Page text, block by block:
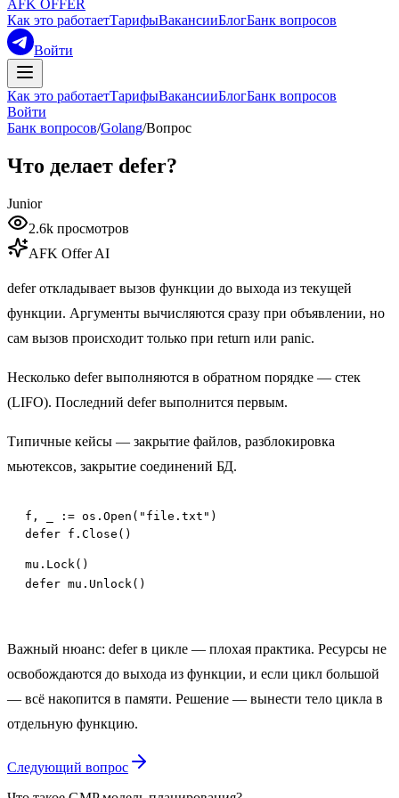
AFK OFFER
Как это работаетТарифыВакансииБлогБанк вопросов
Войти
Как это работаетТарифыВакансииБлогБанк вопросов
Войти
Банк вопросов/Golang/Вопрос
Что делает defer?
Junior
2.6k просмотров
AFK Offer AI
defer откладывает вызов функции до выхода из текущей
функции. Аргументы вычисляются сразу при объявлении, но
сам вызов происходит только при return или panic.
Несколько defer выполняются в обратном порядке — стек
(LIFO). Последний defer выполнится первым.
Типичные кейсы — закрытие файлов, разблокировка
мьютексов, закрытие соединений БД.
f, _ := os.Open("file.txt")
mu.Lock()
defer mu.Unlock()
Важный нюанс: defer в цикле — плохая практика. Ресурсы не
освобождаются до выхода из функции, и если цикл большой
— всё накопится в памяти. Решение — вынести тело цикла в
отдельную функцию.
Следующий вопрос